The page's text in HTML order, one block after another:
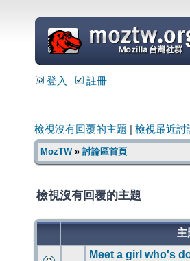
=
登入 註冊
檢視沒有回覆的主題 檢視最近討
MozTW» 討論區首頁
檢視沒有回覆的主題
主
Meet a girl who's